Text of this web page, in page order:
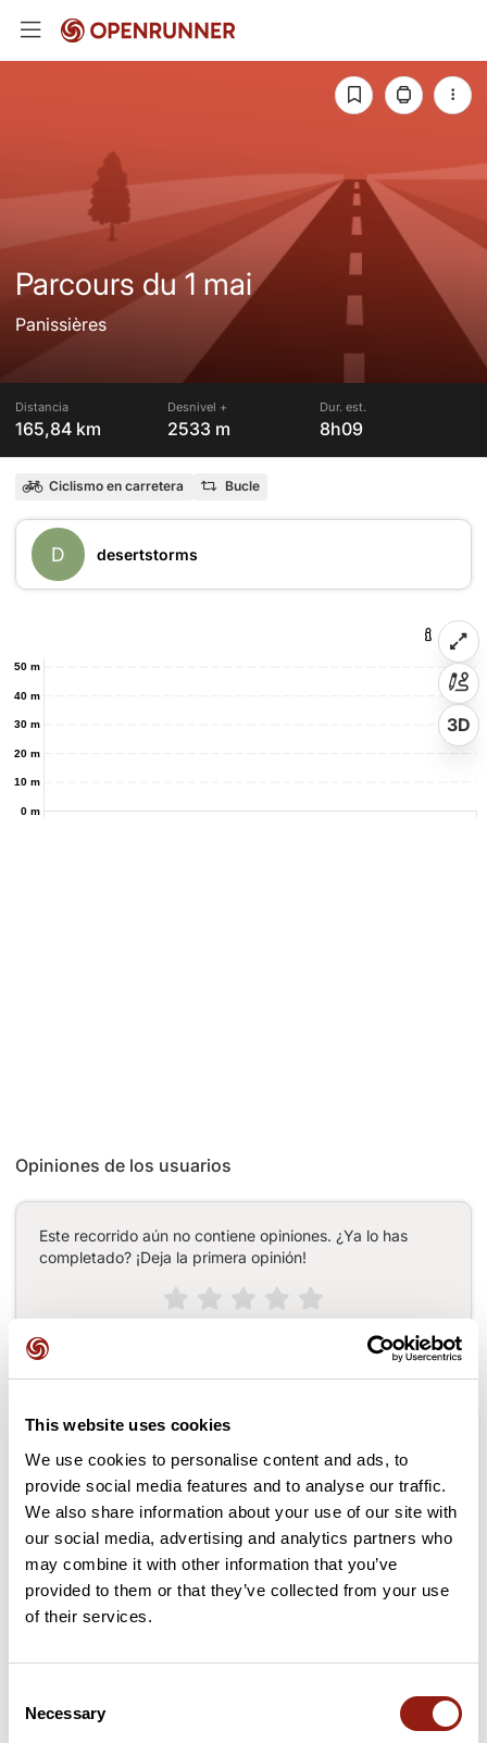
This website uses cookies
We use cookies to personalise content and ads, to
provide social media features and to analyse our traffic.
We also share information about your use of our site with
our social media, advertising and analytics partners who
may combine it with other information that you’ve
provided to them or that they’ve collected from your use
of their services.
Selection
Necessary
Parcours du 1 mai
Panissières
Distancia
165,84 km
Desnivel +
2533 m
Dur. est.
8h09
Ciclismo en carretera Bucle
D desertstorms
0 m
10 m
20 m
30 m
40 m
50 m
3D
Opiniones de los usuarios
Este recorrido aún no contiene opiniones. ¿Ya lo has
completado? ¡Deja la primera opinión!
Puertos a lo largo de la ruta
83 km Col de la Cambuse 707 m
103 km Col de la Croix de l'Orme 730 m
108 km Col du Pilon